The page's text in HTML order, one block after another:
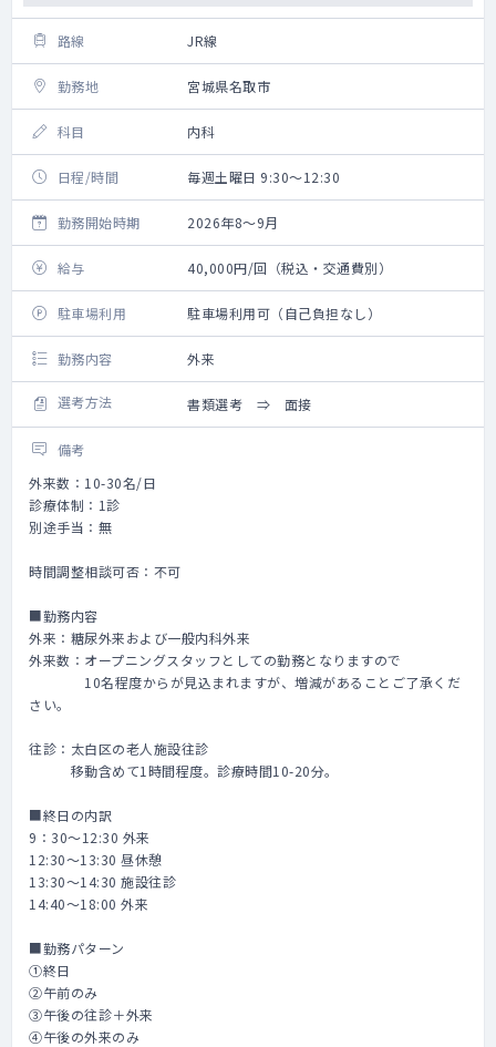
路線 JR線
勤務地 宮城県名取市
科目 内科
日程/時間 毎週土曜日 9:30～12:30
勤務開始時期 2026年8～9月
給与 40,000円/回（税込・交通費別）
駐車場利用 駐車場利用可（自己負担なし）
勤務内容 外来
選考方法 書類選考 ⇒ 面接
備考
外来数：10-30名/日
診療体制：1診
別途手当：無
時間調整相談可否：不可
■勤務内容
外来：糖尿外来および一般内科外来
外来数：オープニングスタッフとしての勤務となりますので
10名程度からが見込まれますが、増減があることご了承くだ
さい。
往診：太白区の老人施設往診
移動含めて1時間程度。診療時間10-20分。
■終日の内訳
9：30～12:30 外来
12:30～13:30 昼休憩
13:30～14:30 施設往診
14:40～18:00 外来
■勤務パターン
①終日
②午前のみ
③午後の往診＋外来
④午後の外来のみ